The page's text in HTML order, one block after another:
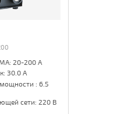
20-200 А
30.0 А
: 6.5
сети: 220 В